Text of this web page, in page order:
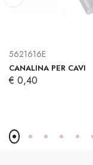
5621616E
CANALINA PER CAVI
€ 0,40